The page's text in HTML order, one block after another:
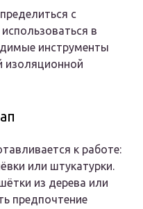
с
в
инструменты
изоляционной
к работе:
или штукатурки.
из дерева или
предпочтение